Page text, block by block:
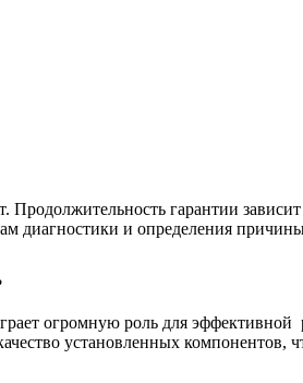
гарантии
диагностики и определения
огромную роль для эффективной
установленных компонентов,